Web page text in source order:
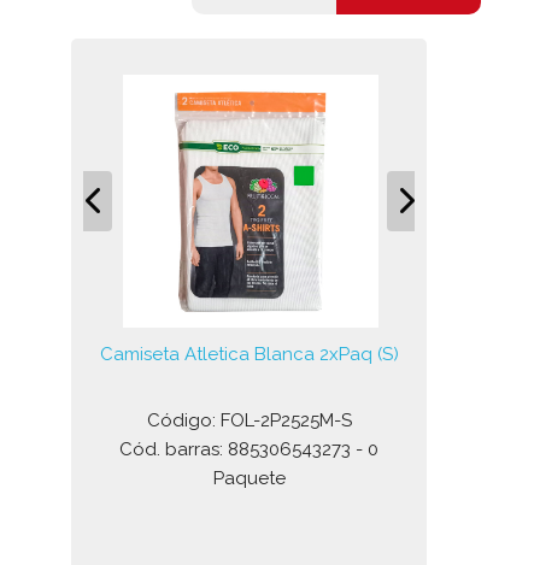
Camiseta Atletica Blanca 2xPaq (S)
Código: FOL-2P2525M-S
Cód. barras: 885306543273 - 0
Paquete